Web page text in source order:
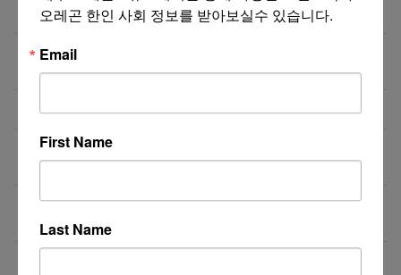
비즈니스 웹사이트 제작 프로모션 ($300부터~) 08/03/26
‘7년 이상 거주’ 장기체류자 영주권 법안 재추진… 현
실화될 수 있을까?
비즈니스 웹사이트 제작 프로모션 ($300부터~) 08/02/26
액막이가 필요한 지금! 저주를 막아주는 타로부적을 저
장하세요
[8월 무료] 공대 교수가 설명하는 AP Physics1 물리
온라인 강의
08/01/26
오레곤 한인 사회 정보를 받아보실수 있습니다.
Email
First Name
Last Name